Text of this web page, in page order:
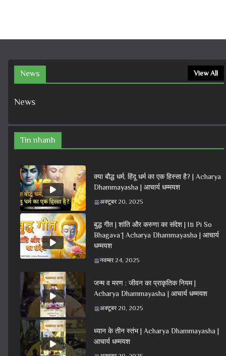
News View All
News
Tin nhanh
क्या बौद्ध धर्म, हिंदू धर्म का एक हिस्सा है? | Acharya
Dhammayasha | आचार्य धम्मयश
अक्टूबर 20, 2025
बुद्ध गीत | शांति और करुणा का संदेश | Iti Pi So
Bhagavā | Acharya Dhammayasha | आचार्य
धम्मयश
नवम्बर 24, 2025
जन्म व मरण : जीवन का प्राकृतिक नियम |
Acharya Dhammayasha | आचार्य धम्मयश
अक्टूबर 20, 2025
ध्यान के तीन स्तंभ | Acharya Dhammayasha |
आचार्य धम्मयश